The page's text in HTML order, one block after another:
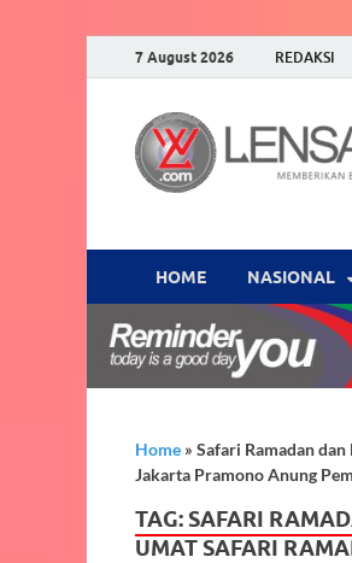
7 August 2026 REDAKSI
HOME NASIONAL
Home » Safari Ramadan
Jakarta Pramono Anung
TAG: SAFARI
UMAT SAFARI